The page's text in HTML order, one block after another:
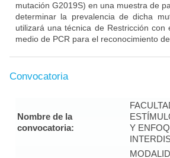
mutación G2019S) en una muestra de
determinar la prevalencia de dicha
utilizará una técnica de Restricción
medio de PCR para el reconocimiento
Convocatoria
Nombre de la
convocatoria:
Y